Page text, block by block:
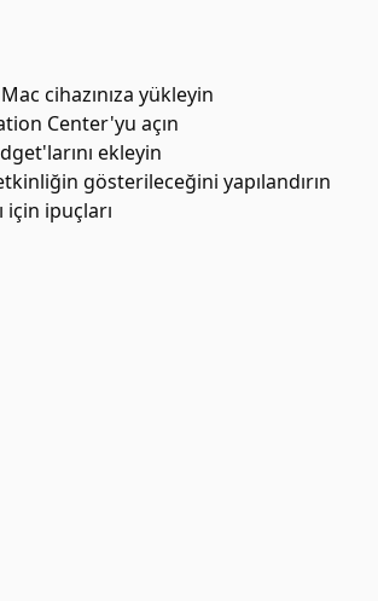
cihazınıza yükleyin
Center'yu açın
ekleyin
gösterileceğini yapılandırın
için ipuçları